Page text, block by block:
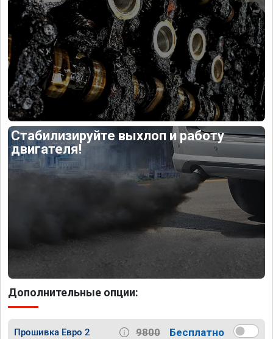
Стабилизируйте выхлоп и работу
двигателя!
Дополнительные опции:
Прошивка Евро 2 9800 Бесплатно